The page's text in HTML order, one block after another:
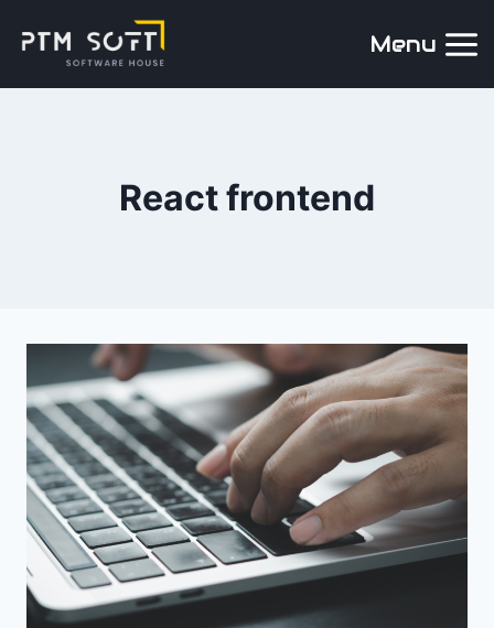
Menu
React frontend